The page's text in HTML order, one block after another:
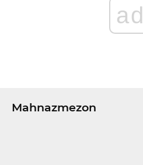
ad
Mahnazmezon